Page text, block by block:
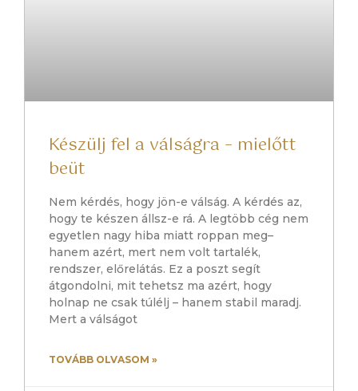
Készülj fel a válságra – mielőtt
beüt
Nem kérdés, hogy jön-e válság. A kérdés az,
hogy te készen állsz-e rá. A legtöbb cég nem
egyetlen nagy hiba miatt roppan meg–
hanem azért, mert nem volt tartalék,
rendszer, előrelátás. Ez a poszt segít
átgondolni, mit tehetsz ma azért, hogy
holnap ne csak túlélj – hanem stabil maradj.
Mert a válságot
TOVÁBB OLVASOM »